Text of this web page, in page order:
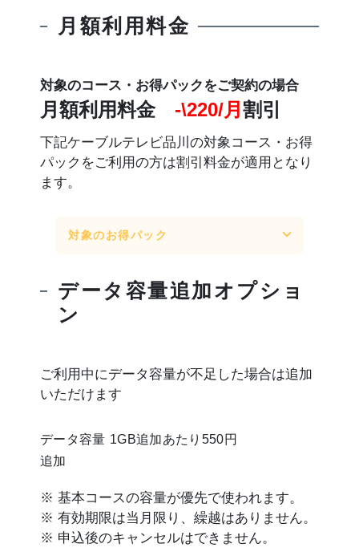
月額利用料金
対象のコース・お得パックをご契約の場合
月額利用料金 -\220/月 割引
下記ケーブルテレビ品川の対象コース・お得
パックをご利用の方は割引料金が適用となり
ます。
対象のお得パック
データ容量追加オプショ
ン
ご利用中にデータ容量が不足した場合は追加
いただけます
データ容量
追加
1GB追加あたり550円
※ 基本コースの容量が優先で使われます。
※ 有効期限は当月限り、繰越はありません。
※ 申込後のキャンセルはできません。